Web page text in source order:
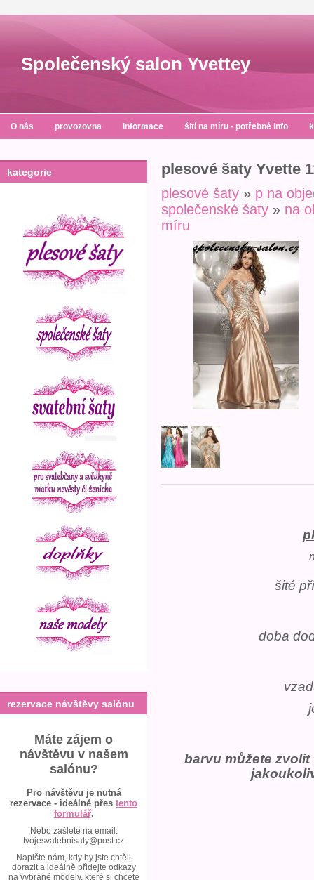
Společenský salon Yvettey
O nás provozovna Informace šití na míru - potřebné info
kategorie
rezervace návštěvy salónu
Máte zájem o
návštěvu v našem
salónu?
Pro návštěvu je nutná
rezervace - ideálně přes tento
formulář.
Nebo zašlete na email:
tvojesvatebnisaty@post.cz
Napište nám, kdy by jste chtěli
dorazit a ideálně přidejte odkazy
na vybrané modely, které si chcete
plesové šaty Yvette
plesové šaty » p na
společenské šaty » na
míru
šité
doba
barvu můžete